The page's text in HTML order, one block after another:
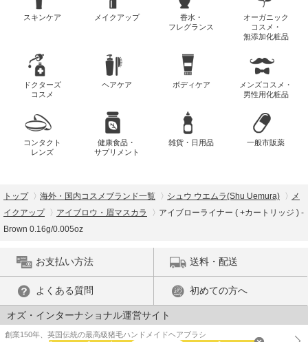
スキンケア メイクアップ
香水・
フレグランス
オーガニック
コスメ・
無添加化粧品
ドクターズ
コスメ
ヘアケア ボディケア
メンズコスメ・
男性用化粧品
コンタクト
レンズ
健康食品・
サプリメント
雑貨・日用品 一般市販薬
トップ 海外・国内コスメブランド一覧 シュウ ウエムラ(Shu Uemura)
メ
イクアップ
アイブロウ・眉マスカラ
アイブローライナー ( +カートリッジ ) -
Brown 0.16g/0.005oz
お支払い方法 送料・配送
よくある質問 初めての方へ
オズ・インターナショナル運営サイト
創業150年、英国伝統の最高級猪毛ハンドメイドヘアブラシ